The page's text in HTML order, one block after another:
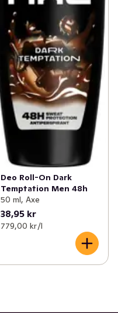
Deo Roll-On Dark
Temptation Men 48h
50 ml, Axe
38,95 kr
779,00 kr /l